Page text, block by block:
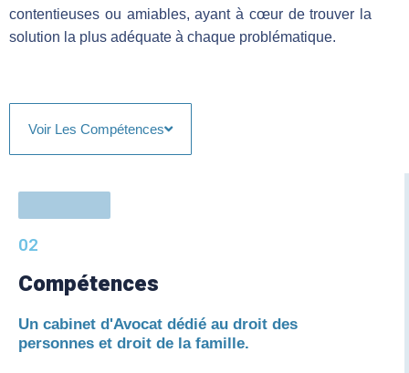
contentieuses ou amiables, ayant à cœur de trouver la
solution la plus adéquate à chaque problématique.
Voir Les Compétences
02
Compétences
Un cabinet d'Avocat dédié au droit des
personnes et droit de la famille.